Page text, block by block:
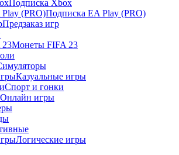
Подписка Xbox
Подписка EA Play (PRO)
Предзаказ игр
Монеты FIFA 23
Казуальные игры
Спорт и гонки
Онлайн игры
Логические игры